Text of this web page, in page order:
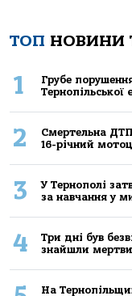
ТОП НОВИНИ
1
Грубе
Тернопільської
2
Смертельнa
16-річний
3
У Тернополі
за навчання у
4
Три дні був
знайшли
На